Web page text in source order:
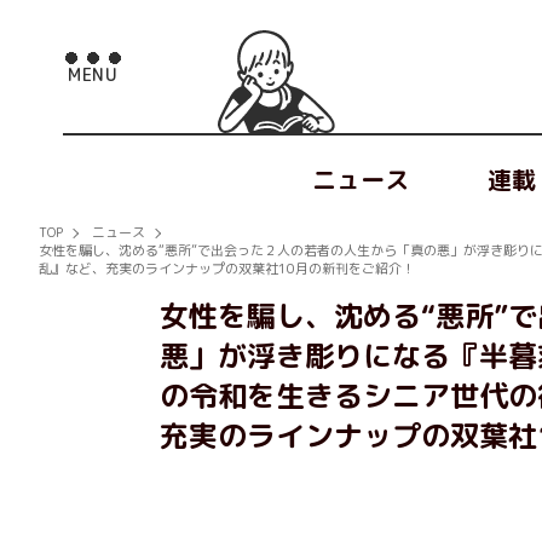
ニュース 連載
TOP
ニュース
女性を騙し、沈める“悪所”で出会った２人の若者の人生から「真の悪」が浮き彫
乱』など、充実のラインナップの双葉社10月の新刊をご紹介！
女性を騙し、沈める“悪所”
悪」が浮き彫りになる『半
の令和を生きるシニア世代
充実のラインナップの双葉